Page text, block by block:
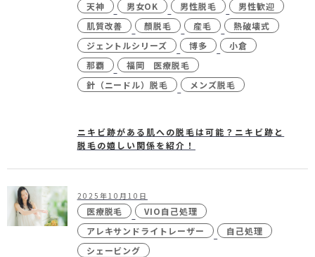
天神 男女OK 男性脱毛
男性歓迎
肌質改善
顏脱毛 産毛
熱破壊式
ジェントルシリーズ
博多
小倉
那覇
福岡 医療脱毛
針（ニードル）脱毛
メンズ脱毛
ニキビ跡がある肌への脱毛は可能？ニキビ跡と
脱毛の嬉しい関係を紹介！
2025年10月10日
医療脱毛
VIO自己処理
アレキサンドライトレーザー
自己処理
シェービング